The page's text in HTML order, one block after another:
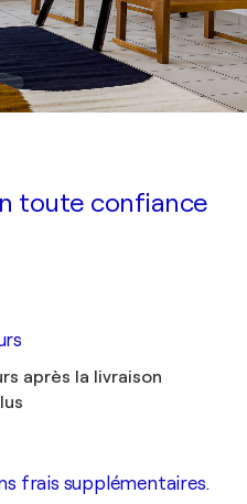
toute confiance
après la livraison
frais supplémentaires.